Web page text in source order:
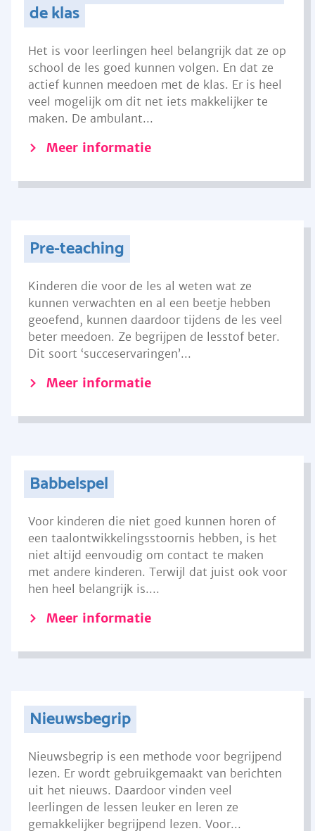
de klas
Het is voor leerlingen heel belangrijk dat ze op
school de les goed kunnen volgen. En dat ze
actief kunnen meedoen met de klas. Er is heel
veel mogelijk om dit net iets makkelijker te
maken. De ambulant...
Meer informatie
Pre-teaching
Kinderen die voor de les al weten wat ze
kunnen verwachten en al een beetje hebben
geoefend, kunnen daardoor tijdens de les veel
beter meedoen. Ze begrijpen de lesstof beter.
Dit soort ‘succeservaringen’...
Meer informatie
Babbelspel
Voor kinderen die niet goed kunnen horen of
een taalontwikkelingsstoornis hebben, is het
niet altijd eenvoudig om contact te maken
met andere kinderen. Terwijl dat juist ook voor
hen heel belangrijk is....
Meer informatie
Nieuwsbegrip
Nieuwsbegrip is een methode voor begrijpend
lezen. Er wordt gebruikgemaakt van berichten
uit het nieuws. Daardoor vinden veel
leerlingen de lessen leuker en leren ze
gemakkelijker begrijpend lezen. Voor...